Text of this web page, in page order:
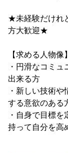
★未経験だけれ
方大歓迎★
【求める人物像】
・円滑なコミ
出来る方
・新しい技術
する意欲のある
・自身で目標
持って自分を高